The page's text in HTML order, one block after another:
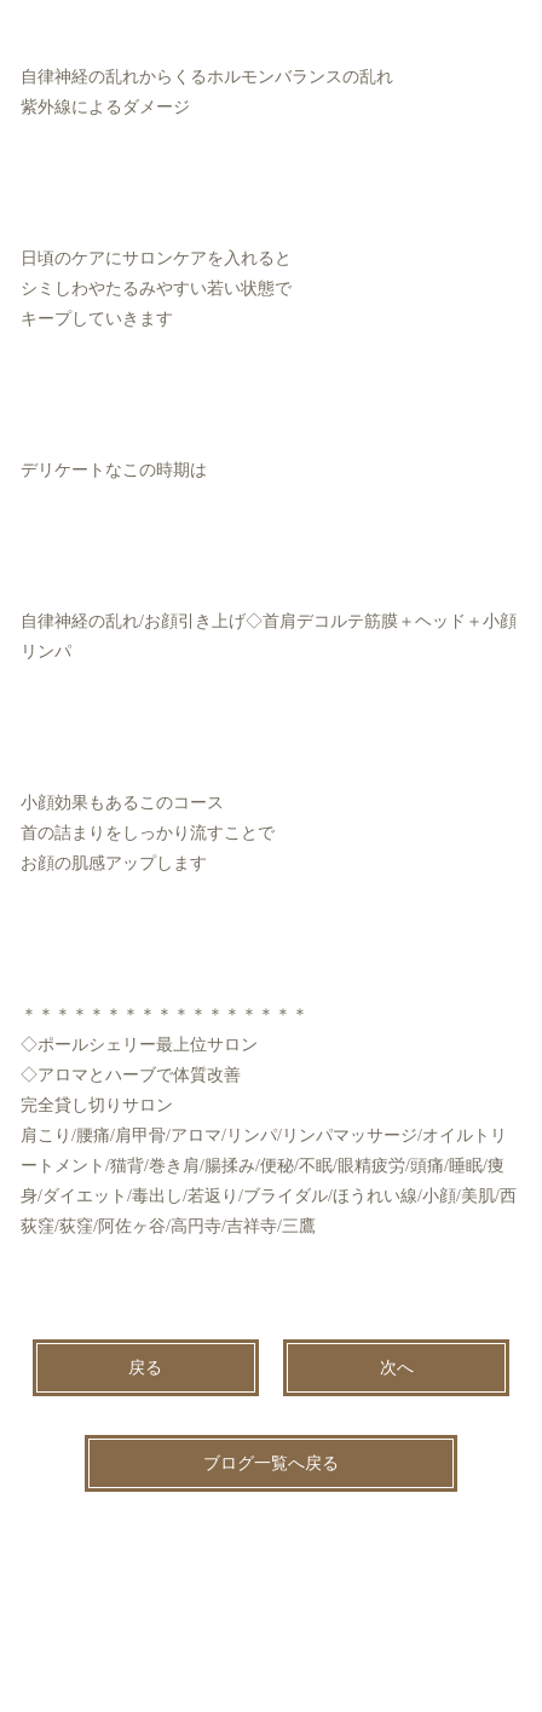
自律神経の乱れからくるホルモンバランスの乱れ
紫外線によるダメージ
日頃のケアにサロンケアを入れると
シミしわやたるみやすい若い状態で
キープしていきます
デリケートなこの時期は
自律神経の乱れ/お顔引き上げ◇首肩デコルテ筋膜＋ヘッド＋小顔
リンパ
小顔効果もあるこのコース
首の詰まりをしっかり流すことで
お顔の肌感アップします
＊＊＊＊＊＊＊＊＊＊＊＊＊＊＊＊＊
◇ポールシェリー最上位サロン
◇アロマとハーブで体質改善
完全貸し切りサロン
肩こり/腰痛/肩甲骨/アロマ/リンパ/リンパマッサージ/オイルトリ
ートメント/猫背/巻き肩/腸揉み/便秘/不眠/眼精疲労/頭痛/睡眠/痩
身/ダイエット/毒出し/若返り/ブライダル/ほうれい線/小顔/美肌/西
荻窪/荻窪/阿佐ヶ谷/高円寺/吉祥寺/三鷹
戻る 次へ
ブログ一覧へ戻る